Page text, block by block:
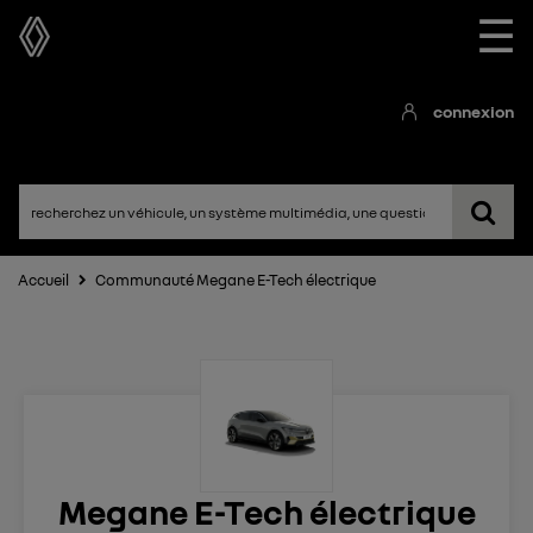
☰
connexion
Accueil Communauté Megane E-Tech électrique
Megane E-Tech électrique